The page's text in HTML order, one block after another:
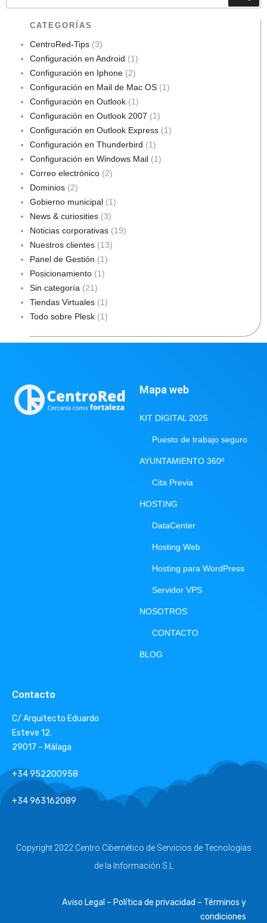
CATEGORÍAS
CentroRed-Tips (3)
Configuración en Android (1)
Configuración en Iphone (2)
Configuración en Mail de Mac OS (1)
Configuración en Outlook (1)
Configuración en Outlook 2007 (1)
Configuración en Outlook Express (1)
Configuración en Thunderbird (1)
Configuración en Windows Mail (1)
Correo electrónico (2)
Dominios (2)
Gobierno municipal (1)
News & curiosities (3)
Noticias corporativas (19)
Nuestros clientes (13)
Panel de Gestión (1)
Posicionamiento (1)
Sin categoría (21)
Tiendas Virtuales (1)
Todo sobre Plesk (1)
Mapa web
KIT DIGITAL 2025
Puesto de trabajo seguro
AYUNTAMIENTO 360º
Cita Previa
HOSTING
DataCenter
Hosting Web
Hosting para WordPress
Servidor VPS
NOSOTROS
CONTACTO
BLOG
Contacto
C/ Arquitecto Eduardo
Esteve 12.
29017 – Málaga
+34 952200958
+34 963162089
Copyright 2022 Centro Cibernético de Servicios de Tecnologías
de la Información S.L
Aviso Legal – Política de privacidad – Términos y
condiciones